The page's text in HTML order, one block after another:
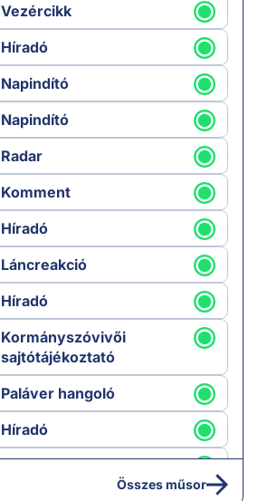
Vezércikk
Híradó
Napindító
Napindító
Radar
Komment
Híradó
Láncreakció
Híradó
Kormányszóvivői
sajtótájékoztató
Paláver hangoló
Híradó
Paláver
Összes műsor